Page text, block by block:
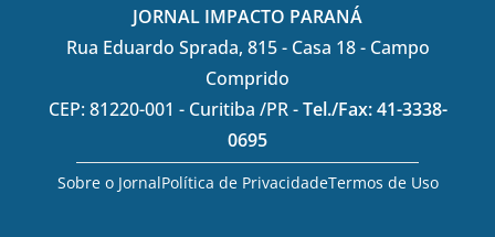
JORNAL IMPACTO PARANÁ
Rua Eduardo Sprada, 815 - Casa 18 - Campo
Comprido
CEP: 81220-001 - Curitiba /PR -Tel./Fax: 41-3338-
0695
Sobre o JornalPolítica de PrivacidadeTermos de Uso